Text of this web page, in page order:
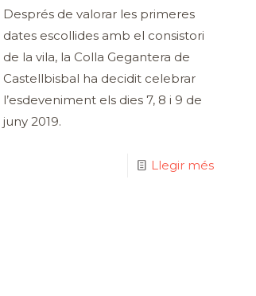
Després de valorar les primeres
dates escollides amb el consistori
de la vila, la Colla Gegantera de
Castellbisbal ha decidit celebrar
l’esdeveniment els dies 7, 8 i 9 de
juny 2019.
Llegir més